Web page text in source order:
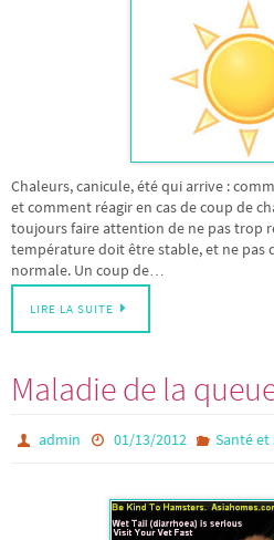
Chaleurs, canicule, été qui arrive :
et comment réagir en cas de coup de
toujours faire attention de ne pas trop
température doit être stable, et ne pas
normale. Un coup de…
LIRE LA SUITE
Maladie de la
admin 01/13/2012 Santé et